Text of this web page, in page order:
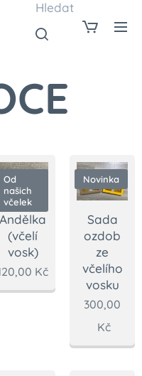
Hledat
Andělka
(včelí
vosk)
Od
našich
včelek
Kč
Sada
ozdob
ze
včelího
vosku
Novinka
300,00
Kč